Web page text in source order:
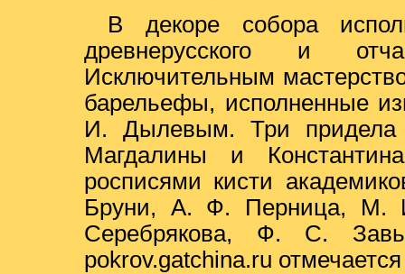
В декоре собора
древнерусского и
Исключительным
барельефы, исполненные
И. Дылевым. Три придела
Магдалины и
росписями кисти
Бруни, А. Ф. Перница, М.
Серебрякова, Ф. С.
pokrov.gatchina.ru